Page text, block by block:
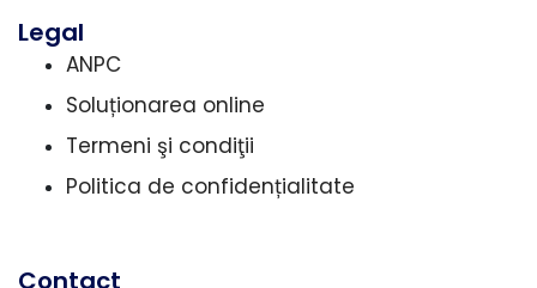
Legal
ANPC
Soluționarea online
Termeni şi condiţii
Politica de confidențialitate
Contact